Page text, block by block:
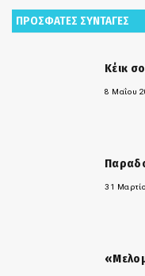
ΠΡΟΣΦΑΤΕΣ ΣΥΝΤΑΓΕΣ
Κέικ
8 Μαΐου
31